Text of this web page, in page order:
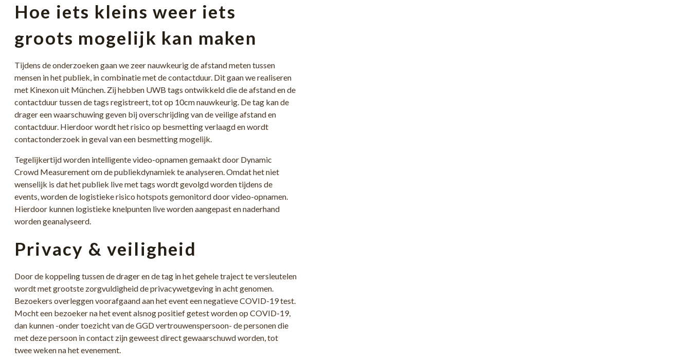
Hoe iets kleins weer iets
groots mogelijk kan maken
Tijdens de onderzoeken gaan we zeer nauwkeurig de afstand meten tussen
mensen in het publiek, in combinatie met de contactduur. Dit gaan we realiseren
met Kinexon uit München. Zij hebben UWB tags ontwikkeld die de afstand en de
contactduur tussen de tags registreert, tot op 10cm nauwkeurig. De tag kan de
drager een waarschuwing geven bij overschrijding van de veilige afstand en
contactduur. Hierdoor wordt het risico op besmetting verlaagd en wordt
contactonderzoek in geval van een besmetting mogelijk.
Tegelijkertijd worden intelligente video-opnamen gemaakt door Dynamic
Crowd Measurement om de publiekdynamiek te analyseren. Omdat het niet
wenselijk is dat het publiek live met tags wordt gevolgd worden tijdens de
events, worden de logistieke risico hotspots gemonitord door video-opnamen.
Hierdoor kunnen logistieke knelpunten live worden aangepast en naderhand
worden geanalyseerd.
Privacy & veiligheid
Door de koppeling tussen de drager en de tag in het gehele traject te versleutelen
wordt met grootste zorgvuldigheid de privacywetgeving in acht genomen.
Bezoekers overleggen voorafgaand aan het event een negatieve COVID-19 test.
Mocht een bezoeker na het event alsnog positief getest worden op COVID-19,
dan kunnen -onder toezicht van de GGD vertrouwenspersoon- de personen die
met deze persoon in contact zijn geweest direct gewaarschuwd worden, tot
twee weken na het evenement.